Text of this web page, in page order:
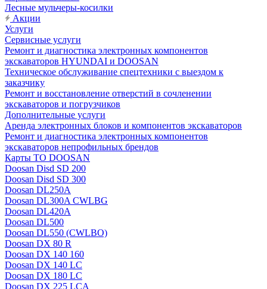
Лесные мульчеры-косилки
Акции
Услуги
Сервисные услуги
Ремонт и диагностика электронных компонентов
экскаваторов HYUNDAI и DOOSAN
Техническое обслуживание спецтехники с выездом к
заказчику
Ремонт и восстановление отверстий в сочленении
экскаваторов и погрузчиков
Дополнительные услуги
Аренда электронных блоков и компонентов экскаваторов
Ремонт и диагностика электронных компонентов
экскаваторов непрофильных брендов
Карты ТО DOOSAN
Doosan Disd SD 200
Doosan Disd SD 300
Doosan DL250A
Doosan DL300A CWLBG
Doosan DL420A
Doosan DL500
Doosan DL550 (CWLBO)
Doosan DX 80 R
Doosan DX 140 160
Doosan DX 140 LC
Doosan DX 180 LC
Doosan DX 225 LCA